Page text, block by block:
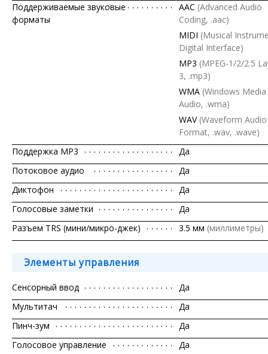
Поддерживаемые звуковые
форматы
AAC (Advanced Audio
Coding, .aac)
MIDI (Musical
Digital Interface)
MP3 (MPEG-1/2/2.5
3, .mp3)
WMA (Windows Media
Audio, .wma)
WAV (Waveform
Format, .wav, .wave)
Поддержка MP3
Да
Потоковое аудио
Да
Диктофон
Да
Голосовые заметки
Да
Разъем TRS (мини/микро-джек)
3.5 мм (миллиметры)
Элементы управления
Сенсорный ввод
Да
Мультитач
Да
Пинч-зум
Да
Голосовое управление
Да